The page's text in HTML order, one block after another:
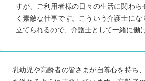
すが、ご利用者様の日々の生活に関わ
く素敵な仕事です。こういう介護士にな
立てられるので、介護士として一緒に働
乳幼児や高齢者の皆さまが自尊心を持ち